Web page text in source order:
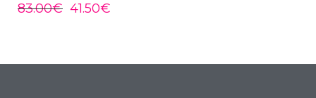
83.00€ 41.50€